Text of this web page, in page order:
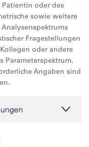
oder des
sowie weitere
Fragestellungen
oder andere
Parameterspektrum,
Angaben sind